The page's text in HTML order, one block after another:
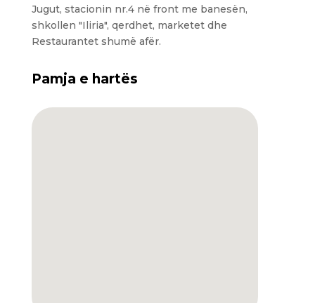
Jugut, stacionin nr.4 në front me banesën,
shkollen "Iliria", qerdhet, marketet dhe
Restaurantet shumë afër.
Pamja e hartës